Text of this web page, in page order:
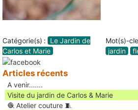
Catégorie(s) :
Le Jardin de
Carlos et Marie
Mot(s)-
jardin
Articles récents
A venir.......
Visite du jardin de Carlos & Marie
🧶 Atelier couture 🧵